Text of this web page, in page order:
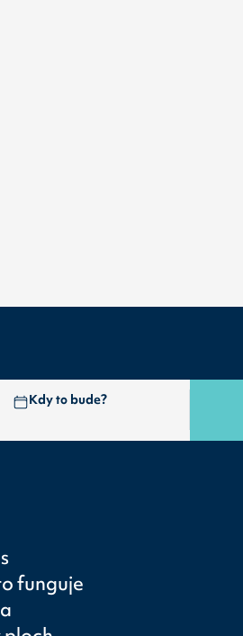
Kdy to bude?
funguje